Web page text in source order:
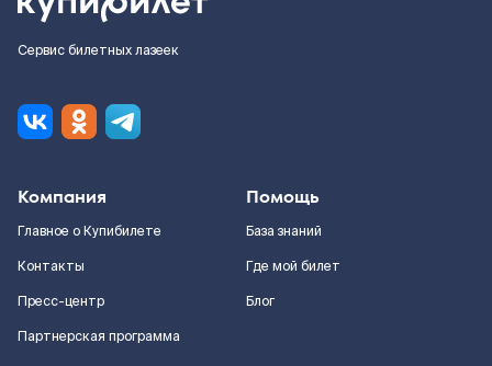
Сервис билетных лазеек
Компания
Главное о Купибилете
Контакты
Пресс-центр
Партнерская программа
Помощь
База знаний
Где мой билет
Блог